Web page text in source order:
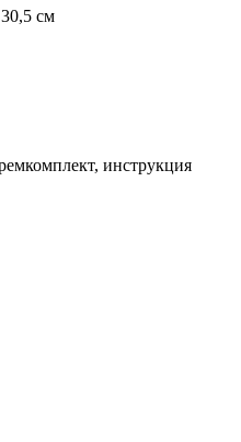
см
инструкция